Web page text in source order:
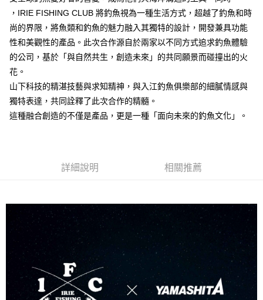
3.實際核准額度、可分期數及費用金額請依後續交易確認頁面所載為準。
4.訂單成立30分鐘內，如未前往確認交易或遇審核未通過，訂單將自動取
消。如遇「轉專審核」未通過狀況，表示未達大哥付你分期系統評分，恕無
【繳款方式說明】
1.分期款項不併入電信帳單，「大哥付你分期」於每月結算日後寄送繳費提
醒簡訊。
2.透過簡訊連結打開帳單後，可選擇「超商條碼／台灣大直營門市／銀行轉
帳／街口支付／iPASS MONEY」等通路繳費。
【注意事項】
1.本服務係由「台灣大哥大股份有限公司」（以下簡稱本公司）所提供，讓
資料（包含姓名、電話或地址）提供予台灣大哥大進項蒐集、處理及利用，
由本公司與您本人進行分期帳單所需資料之確認、核對及更正。
便利好安心！
１．簡單：不需註冊會員、不需綁卡、不需儲值。
２．便利：只要手機號碼，簡訊認證，即可結帳。
３．安心：先確認商品／服務後，再付款。
【「AFTEE先享後付」結帳流程】
１．於結帳方式選擇「AFTEE先享後付」後，將跳轉至「AFTEE先享後付」
結帳頁面，進行簡訊認證並確認金額後，即可完成結帳。
３．收到繳費通知簡訊後14天內，點擊此簡訊中的連結，可透過四大超商／
ATM／網路銀行／等多元方式進行付款，方視為交易完成。
是否繳費成功／繳費後需取消欲退款等相關疑問，請聯繫「AFTEE先享後付
１．透過由恩沛科技股份有限公司提供之「AFTEE先享後付」服務完成之交
易，需依本服務之必要範圍內提供個人資料，並將交易相關給付款項請求債
權轉讓予恩沛科技股份有限公司。
２．關於個人資料處理事宜，請瀏覽以下網址：
https://aftee.tw/terms/#terms3
３．未成年的使用者請事先徵得法定代理人或監護人之同意方可使用
「AFTEE先享後付」，若未經同意申辦者引起之損失，本公司不負相關責
４．使用「AFTEE先享後付」時，將依據個別帳號之用戶狀況，依本公司即
貨到付款
運送方式
全家取貨付款
每筆NT$60，滿NT$1,200(含以上)免運費
付款後全家取貨
每筆NT$60，滿NT$1,200(含以上)免運費
一般宅配（門市自取請勿下單，請聯繫客服）
每筆NT$100，滿NT$2,000(含以上)免運費
離島一般宅配
每筆NT$200，滿NT$2,000(含以上)免運費
貨到付款（門市自取請勿下單，請聯繫客服）
，IRIE FISHING CLUB 將釣魚視為一種生活方式，超越了釣魚和時
尚的界限，將魚類和釣魚的魅力融入其獨特的設計，開發兼具功能
性和美觀性的產品。此次合作源自於兩家以不同方式追求釣魚體驗
的公司，基於「與自然共生，創造未來」的共同願景而碰撞出的火
花。
山下科技的精湛技藝與求知精神，與入江釣魚俱樂部的細膩情感與
獨特表達，共同詮釋了此次合作的精髓。
這種融合創造的不僅是產品，更是一種「面向未來的釣魚文化」。
詳細說明 相關推薦